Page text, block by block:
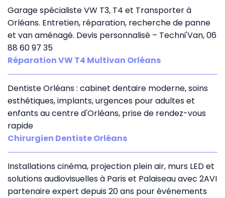
Garage spécialiste VW T3, T4 et Transporter à
Orléans. Entretien, réparation, recherche de panne
et van aménagé. Devis personnalisé – Techni'Van, 06
88 60 97 35
Réparation VW T4 Multivan Orléans
Dentiste Orléans : cabinet dentaire moderne, soins
esthétiques, implants, urgences pour adultes et
enfants au centre d'Orléans, prise de rendez-vous
rapide
Chirurgien Dentiste Orléans
Installations cinéma, projection plein air, murs LED et
solutions audiovisuelles à Paris et Palaiseau avec 2AVI
partenaire expert depuis 20 ans pour événements